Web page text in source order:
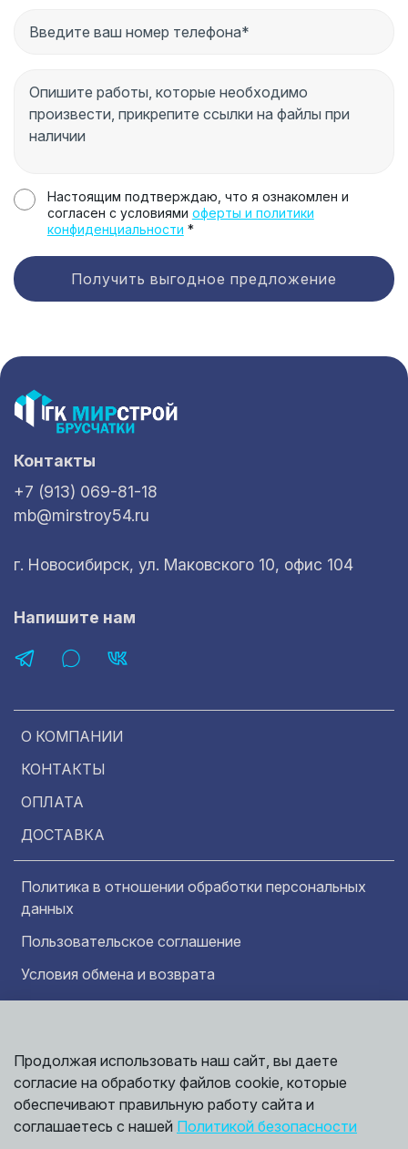
Настоящим подтверждаю, что я ознакомлен и
согласен с условиями оферты и политики
конфиденциальности *
Получить выгодное предложение
О КОМПАНИИ
КОНТАКТЫ
ОПЛАТА
ДОСТАВКА
Политика в отношении обработки персональных
данных
Пользовательское соглашение
Условия обмена и возврата
Контакты
+7 (913) 069-81-18
mb@mirstroy54.ru
г. Новосибирск, ул. Маковского 10, офис 104
Напишите нам
©
Информация представленная на сайте
носит исключительно ознакомительный
характер и ни при каких условиях не может
считаться публичной офертой. Точные
сведения о ценах, условиях продажи и
Продолжая использовать наш сайт, вы даете
согласие на обработку файлов cookie, которые
обеспечивают правильную работу сайта и
соглашаетесь с нашей Политикой безопасности
обработки